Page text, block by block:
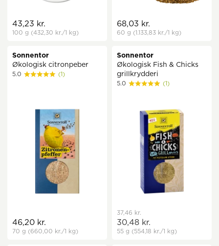
43,23 kr.
100 g (432,30 kr./1 kg)
68,03 kr.
60 g (1.133,83 kr./1 kg)
Sonnentor
Økologisk citronpeber
5.0 (1)
46,20 kr.
70 g (660,00 kr./1 kg)
Sonnentor
Økologisk Fish & Chicks
grillkrydderi
5.0 (1)
37,46 kr.
30,48 kr.
55 g (554,18 kr./1 kg)